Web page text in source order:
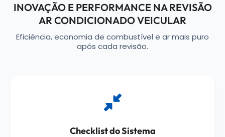
INOVAÇÃO E PERFORMANCE NA REVISÃO
AR CONDICIONADO VEICULAR
Eficiência, economia de combustível e ar mais puro
após cada revisão.
Checklist do Sistema